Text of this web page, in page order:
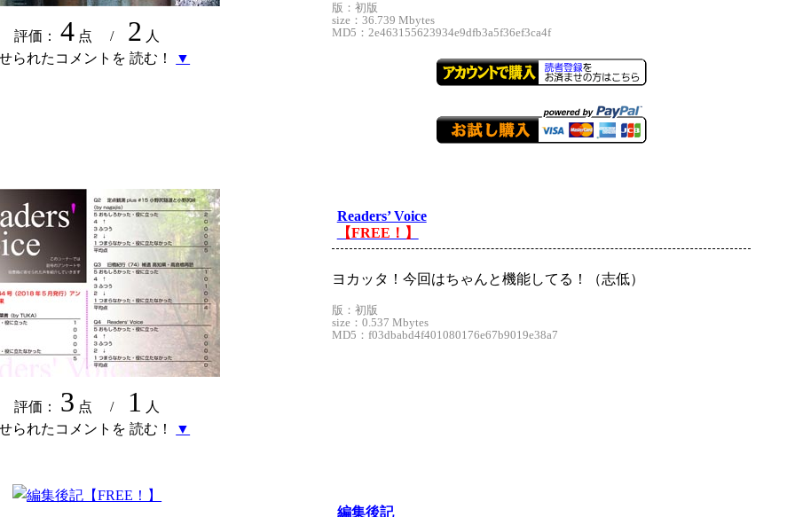
評価：4 点 / 2 人
られたコメントを 読む！
▼
版：初版
size：36.739 Mbytes
MD5：2e463155623934e9dfb3a5f36ef3ca4f
評価： 3 点 / 1
人
られたコメントを 読む！
▼
Readers’ Voice
【FREE！】
ヨカッタ！今回はちゃんと機能してる！（志低）
版：初版
size：0.537 Mbytes
MD5：f03dbabd4f401080176e67b9019e38a7
編集後記